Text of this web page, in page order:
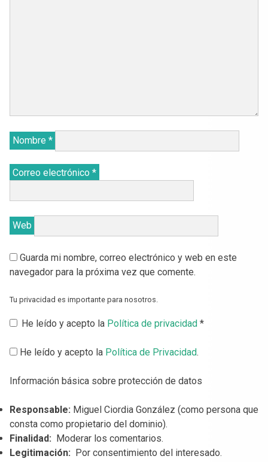
Nombre *
Correo electrónico *
Web
Guarda mi nombre, correo electrónico y web en este
navegador para la próxima vez que comente.
Tu privacidad es importante para nosotros.
He leído y acepto la Política de privacidad *
He leído y acepto la Política de Privacidad.
Información básica sobre protección de datos
Responsable: Miguel Ciordia González (como persona que
consta como propietario del dominio).
Finalidad: Moderar los comentarios.
Legitimación: Por consentimiento del interesado.